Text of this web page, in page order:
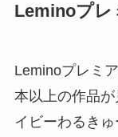
Leminoプレ
Leminoプレミ
本以上の作品
イビーわるき